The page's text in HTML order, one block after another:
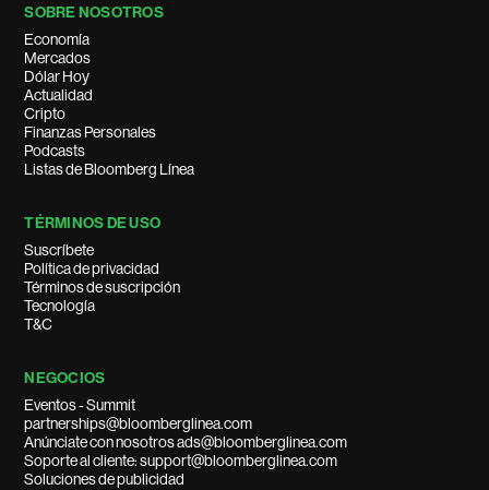
SOBRE NOSOTROS
Economía
Mercados
Dólar Hoy
Actualidad
Cripto
Finanzas Personales
Podcasts
Listas de Bloomberg Línea
TÉRMINOS DE USO
Suscríbete
Política de privacidad
Términos de suscripción
Tecnología
T&C
NEGOCIOS
Eventos - Summit
partnerships@bloomberglinea.com
Anúnciate con nosotros ads@bloomberglinea.com
Soporte al cliente: support@bloomberglinea.com
Soluciones de publicidad